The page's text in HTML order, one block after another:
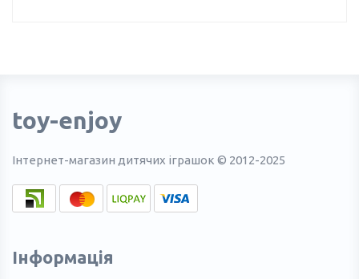
toy-enjoy
Інтернет-магазин дитячих іграшок © 2012-2025
Інформація